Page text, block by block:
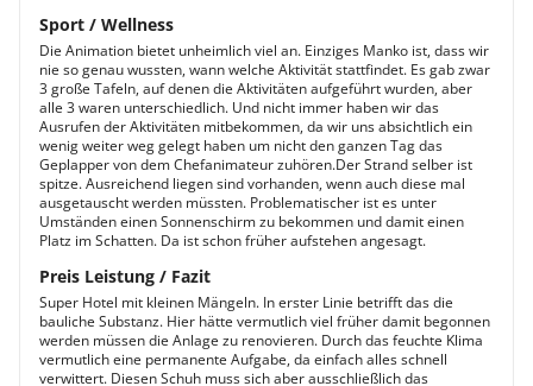
Sport / Wellness
Die Animation bietet unheimlich viel an. Einziges Manko ist, dass wir
nie so genau wussten, wann welche Aktivität stattfindet. Es gab zwar
3 große Tafeln, auf denen die Aktivitäten aufgeführt wurden, aber
alle 3 waren unterschiedlich. Und nicht immer haben wir das
Ausrufen der Aktivitäten mitbekommen, da wir uns absichtlich ein
wenig weiter weg gelegt haben um nicht den ganzen Tag das
Geplapper von dem Chefanimateur zuhören.Der Strand selber ist
spitze. Ausreichend liegen sind vorhanden, wenn auch diese mal
ausgetauscht werden müssten. Problematischer ist es unter
Umständen einen Sonnenschirm zu bekommen und damit einen
Platz im Schatten. Da ist schon früher aufstehen angesagt.
Preis Leistung / Fazit
Super Hotel mit kleinen Mängeln. In erster Linie betrifft das die
bauliche Substanz. Hier hätte vermutlich viel früher damit begonnen
werden müssen die Anlage zu renovieren. Durch das feuchte Klima
vermutlich eine permanente Aufgabe, da einfach alles schnell
verwittert. Diesen Schuh muss sich aber ausschließlich das